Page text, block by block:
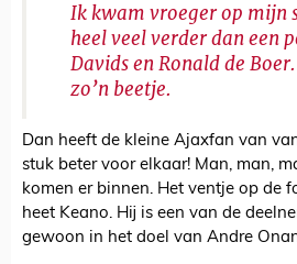
Ik kwam vroeger op mijn
heel veel verder dan een
Davids en Ronald de
zo’n beetje.
Dan heeft de kleine Ajaxfan van
stuk beter voor elkaar! Man, man,
komen er binnen. Het ventje op de
heet Keano. Hij is een van de
gewoon in het doel van Andre